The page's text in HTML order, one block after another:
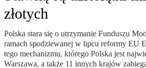
złotych
Polska stara się o utrzymanie Funduszu
ramach spodziewanej w lipcu reformy EU
tego mechanizmu, którego Polska jest
Warszawa, a także 11 innych krajów